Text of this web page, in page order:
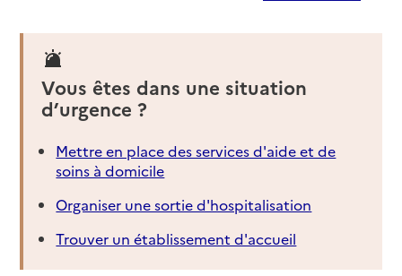
Vous êtes dans une situation
d’urgence ?
Mettre en place des services d'aide et de
soins à domicile
Organiser une sortie d'hospitalisation
Trouver un établissement d'accueil